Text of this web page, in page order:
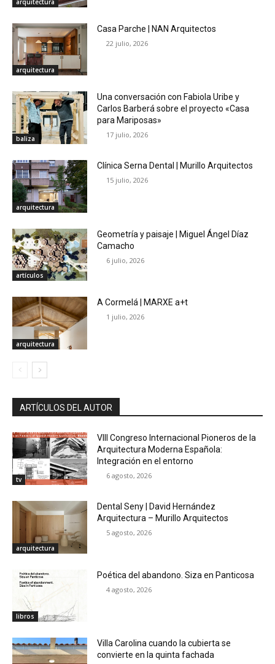
arquitectura
Casa Parche | NAN Arquitectos
22 julio, 2026
baliza
Una conversación con Fabiola Uribe y
Carlos Barberá sobre el proyecto «Casa
para Mariposas»
17 julio, 2026
arquitectura
Clínica Serna Dental | Murillo Arquitectos
15 julio, 2026
artículos
Geometría y paisaje | Miguel Ángel Díaz
Camacho
6 julio, 2026
arquitectura
A Cormelá | MARXE a+t
1 julio, 2026
ARTÍCULOS DEL AUTOR
tv
VIII Congreso Internacional Pioneros de la
Arquitectura Moderna Española:
Integración en el entorno
6 agosto, 2026
arquitectura
Dental Seny | David Hernández
Arquitectura – Murillo Arquitectos
5 agosto, 2026
libros
Poética del abandono. Siza en Panticosa
4 agosto, 2026
Villa Carolina cuando la cubierta se
convierte en la quinta fachada